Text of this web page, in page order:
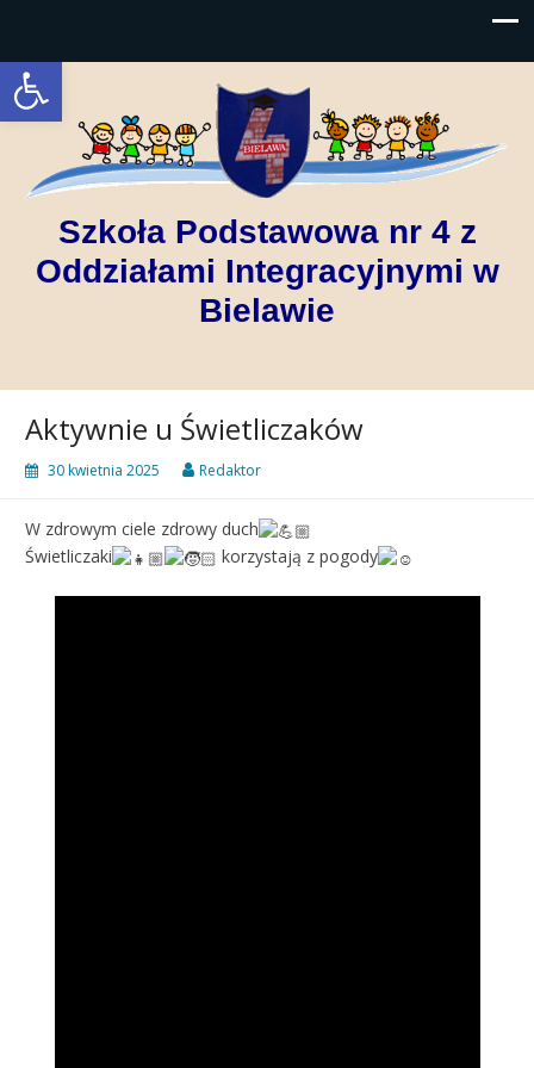
Open toolbar
Szkoła Podstawowa nr 4 z
Oddziałami Integracyjnymi w
Bielawie
Aktywnie u Świetliczaków
30 kwietnia 2025 Redaktor
W zdrowym ciele zdrowy duch
Świetliczaki
korzystają z pogody